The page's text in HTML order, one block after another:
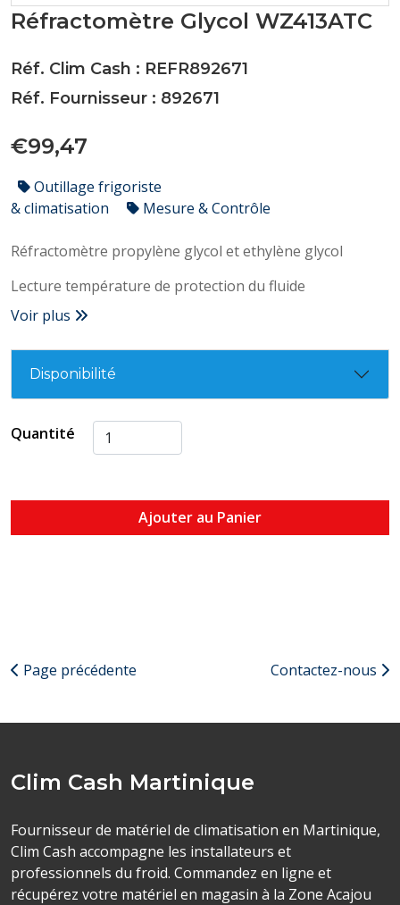
Réfractomètre Glycol WZ413ATC
Réf. Clim Cash : REFR892671
Réf. Fournisseur : 892671
€99,47
Outillage frigoriste
& climatisation
Mesure & Contrôle
Réfractomètre propylène glycol et ethylène glycol
Lecture température de protection du fluide
Voir plus
Disponibilité
Quantité
Ajouter au Panier
Page précédente Contactez-nous
Clim Cash Martinique
Fournisseur de matériel de climatisation en Martinique,
Clim Cash accompagne les installateurs et
professionnels du froid. Commandez en ligne et
récupérez votre matériel en magasin à la Zone Acajou